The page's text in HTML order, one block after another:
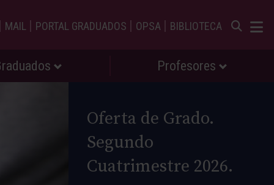
| MAIL | PORTAL GRADUADOS | OPSA | BIBLIOTECA
Profesores
Oferta de Grado.
Segundo
Cuatrimestre 2026.